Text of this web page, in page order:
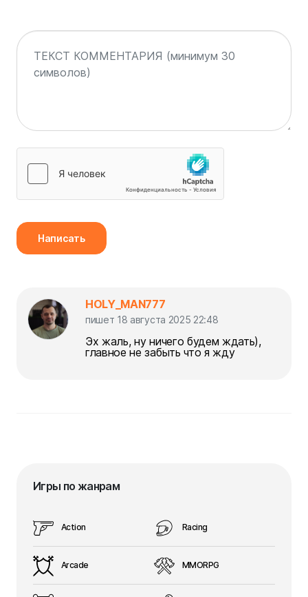
Написать
HOLY_MAN777
пишет 18 августа 2025 22:48
Эх жаль, ну ничего будем ждать),
главное не забыть что я жду
Игры по жанрам
Action
Arcade
Racing
MMORPG